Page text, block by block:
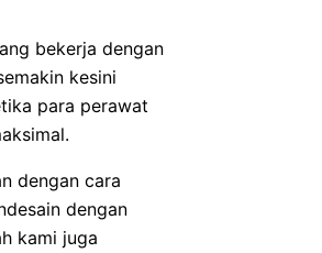
bekerja dengan
kesini
para perawat
dengan cara
dengan
kami juga